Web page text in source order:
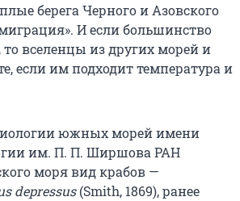
берега Черного и Азовского
И если большинство
то вселенцы из других морей и
если им подходит температура и
южных морей имени
им. П. П. Ширшова РАН
моря вид крабов —
depressus(Smith, 1869), ранее